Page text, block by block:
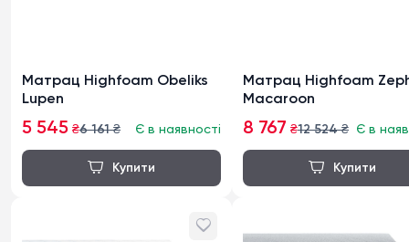
Матрац Highfoam Obeliks
Lupen
5 545 ₴6 161₴ Є в наявності
Матрац Highfoam
Macaroon
8 767 ₴12 524₴ Є в